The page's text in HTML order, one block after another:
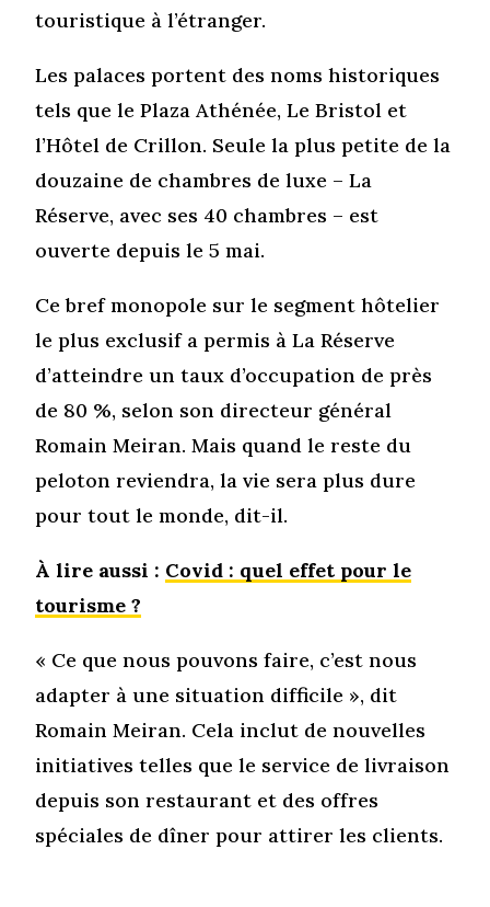
touristique à l’étranger.
Les palaces portent des noms historiques
tels que le Plaza Athénée, Le Bristol et
l’Hôtel de Crillon. Seule la plus petite de la
douzaine de chambres de luxe – La
Réserve, avec ses 40 chambres – est
ouverte depuis le 5 mai.
Ce bref monopole sur le segment hôtelier
le plus exclusif a permis à La Réserve
d’atteindre un taux d’occupation de près
de 80 %, selon son directeur général
Romain Meiran. Mais quand le reste du
peloton reviendra, la vie sera plus dure
pour tout le monde, dit-il.
À lire aussi : Covid : quel effet pour le
tourisme ?
« Ce que nous pouvons faire, c’est nous
adapter à une situation difficile », dit
Romain Meiran. Cela inclut de nouvelles
initiatives telles que le service de livraison
depuis son restaurant et des offres
spéciales de dîner pour attirer les clients.